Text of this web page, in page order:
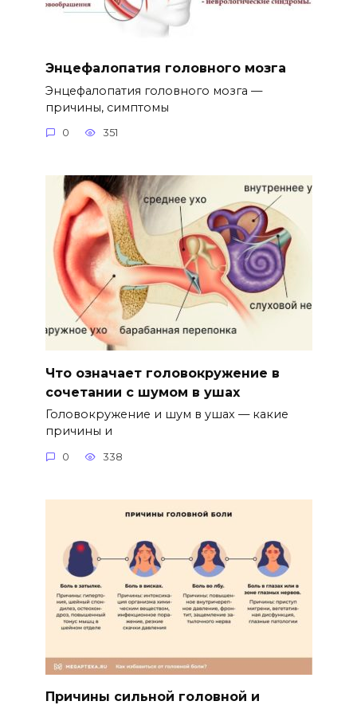
Энцефалопатия головного мозга
Энцефалопатия головного мозга —
причины, симптомы
0 351
Что означает головокружение в
сочетании с шумом в ушах
Головокружение и шум в ушах — какие
причины и
0 338
Причины сильной головной и